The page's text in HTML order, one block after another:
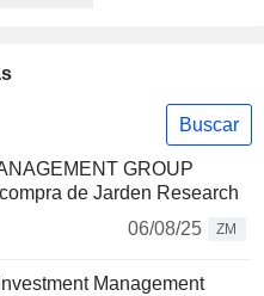
Buscar
GROUP
de Jarden Research
06/08/25
ZM
Management